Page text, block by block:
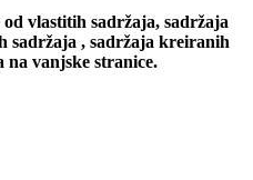
vlastitih sadržaja, sadržaja
sadržaja , sadržaja kreiranih
na vanjske stranice.